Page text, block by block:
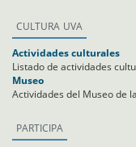
CULTURA UVA
Actividades culturales
Listado de actividades
Museo
Actividades del Museo de
PARTICIPA